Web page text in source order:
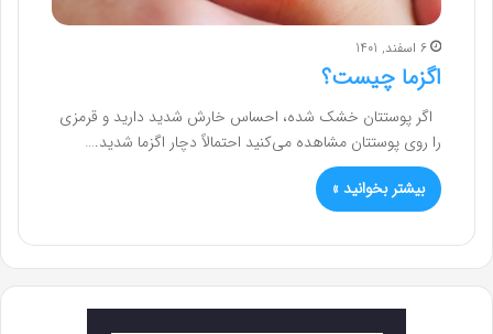
6 اسفند, 1401
اگزما چیست؟
اگر پوستتان خشک شده، احساس خارش شدید دارید و قرمزی
را روی پوستتان مشاهده می‌کنید احتمالاً دچار اگزما شدید.…
بیشتر بخوانید »